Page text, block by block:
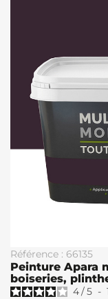
Référence : 66135
Peinture Apara
boiseries,
4/5 -